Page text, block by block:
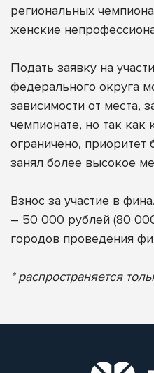
региональных
женские
Подать заявку на
федерального округа
зависимости от места,
чемпионате, но так как
ограничено, приоритет
занял более высокое
Взнос за участие в
– 50 000 рублей (80
городов проведения
* распространяется